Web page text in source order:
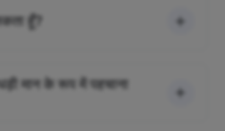
हूँ?
मान के रूप में पहचाना